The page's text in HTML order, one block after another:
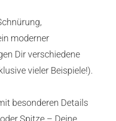
moderner
Dir verschiedene
vieler Beispiele!).
besonderen Details